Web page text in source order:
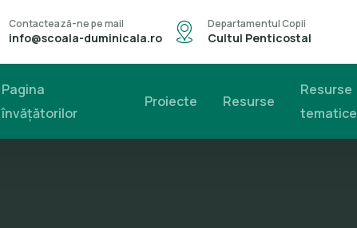
Contactează-ne pe mail
info@scoala-duminicala.ro
Departamentul Copii
Cultul Penticostal
Pagina
învăţătorilor
Proiecte Resurse
Resurse
tematice